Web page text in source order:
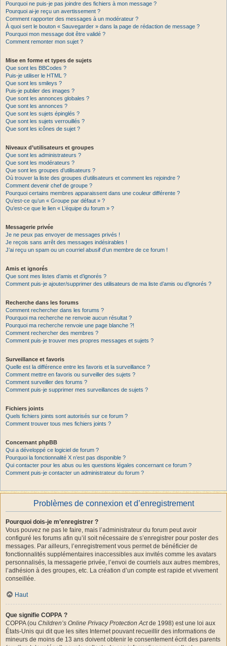
Pourquoi ne puis-je pas joindre des fichiers à mon message ?
Pourquoi ai-je reçu un avertissement ?
Comment rapporter des messages à un modérateur ?
À quoi sert le bouton « Sauvegarder » dans la page de rédaction de message ?
Pourquoi mon message doit être validé ?
Comment remonter mon sujet ?
Mise en forme et types de sujets
Que sont les BBCodes ?
Puis-je utiliser le HTML ?
Que sont les smileys ?
Puis-je publier des images ?
Que sont les annonces globales ?
Que sont les annonces ?
Que sont les sujets épinglés ?
Que sont les sujets verrouillés ?
Que sont les icônes de sujet ?
Niveaux d’utilisateurs et groupes
Que sont les administrateurs ?
Que sont les modérateurs ?
Que sont les groupes d’utilisateurs ?
Où trouver la liste des groupes d’utilisateurs et comment les rejoindre ?
Comment devenir chef de groupe ?
Pourquoi certains membres apparaissent dans une couleur différente ?
Qu’est-ce qu’un « Groupe par défaut » ?
Qu’est-ce que le lien « L’équipe du forum » ?
Messagerie privée
Je ne peux pas envoyer de messages privés !
Je reçois sans arrêt des messages indésirables !
J’ai reçu un spam ou un courriel abusif d’un membre de ce forum !
Amis et ignorés
Que sont mes listes d’amis et d’ignorés ?
Comment puis-je ajouter/supprimer des utilisateurs de ma liste d’amis ou d’ignorés ?
Recherche dans les forums
Comment rechercher dans les forums ?
Pourquoi ma recherche ne renvoie aucun résultat ?
Pourquoi ma recherche renvoie une page blanche ?!
Comment rechercher des membres ?
Comment puis-je trouver mes propres messages et sujets ?
Surveillance et favoris
Quelle est la différence entre les favoris et la surveillance ?
Comment mettre en favoris ou surveiller des sujets ?
Comment surveiller des forums ?
Comment puis-je supprimer mes surveillances de sujets ?
Fichiers joints
Quels fichiers joints sont autorisés sur ce forum ?
Comment trouver tous mes fichiers joints ?
Concernant phpBB
Qui a développé ce logiciel de forum ?
Pourquoi la fonctionnalité X n’est pas disponible ?
Qui contacter pour les abus ou les questions légales concernant ce forum ?
Comment puis-je contacter un administrateur du forum ?
Problèmes de connexion et d’enregistrement
Pourquoi dois-je m’enregistrer ?
Vous pouvez ne pas le faire, mais l’administrateur du forum peut avoir
configuré les forums afin qu’il soit nécessaire de s’enregistrer pour poster des
messages. Par ailleurs, l’enregistrement vous permet de bénéficier de
fonctionnalités supplémentaires inaccessibles aux invités comme les avatars
personnalisés, la messagerie privée, l’envoi de courriels aux autres membres,
l’adhésion à des groupes, etc. La création d’un compte est rapide et vivement
conseillée.
Haut
Que signifie COPPA ?
COPPA (ou Children’s Online Privacy Protection Actde 1998) est une loi aux
États-Unis qui dit que les sites Internet pouvant recueillir des informations de
mineurs de moins de 13 ans doivent obtenir le consentement écrit des parents